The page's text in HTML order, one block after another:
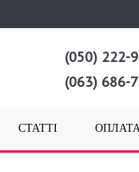
(050) 222-
(063) 686-
СТАТТІ